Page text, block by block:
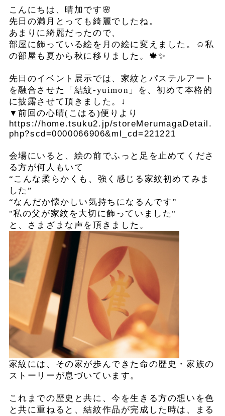
こんにちは、晴加です🌸
先日の満月とっても綺麗でしたね。
あまりに綺麗だったので、
部屋に飾っている絵を月の絵に変えました。☺️私
の部屋も夏から秋に移りました。🍁✨
先日のイベント展示では、家紋とパステルアート
を融合させた「結紋-yuimon」を、初めて本格的
に披露させて頂きました。↓
▼前回の心晴(こはる)便りより
https://home.tsuku2.jp/storeMerumagaDetail.
php?scd=0000066906&ml_cd=221221
会場にいると、絵の前でふっと足を止めてくださ
る方が何人もいて
“こんな柔らかくも、強く感じる家紋初めてみま
した”
“なんだか懐かしい気持ちになるんです”
"私の父が家紋を大切に飾っていました"
と、さまざまな声を頂きました。
家紋には、その家が歩んできた命の歴史・家族の
ストーリーが息づいています。
これまでの歴史と共に、今を生きる方の想いを色
と共に重ねると、結紋作品が完成した時は、まる